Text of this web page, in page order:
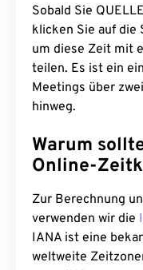
Sobald Sie
klicken Sie auf die
um diese Zeit mit
teilen. Es ist ein
Meetings über
hinweg.
Warum
Online-
Zur Berechnung
verwenden wir die
IANA ist eine
weltweite